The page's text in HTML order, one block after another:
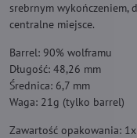
srebrnym wykończeniem,
centralne miejsce.
Barrel: 90% wolframu
Długość: 48,26 mm
Średnica: 6,7 mm
Waga: 21g (tylko barrel)
Zawartość opakowania: